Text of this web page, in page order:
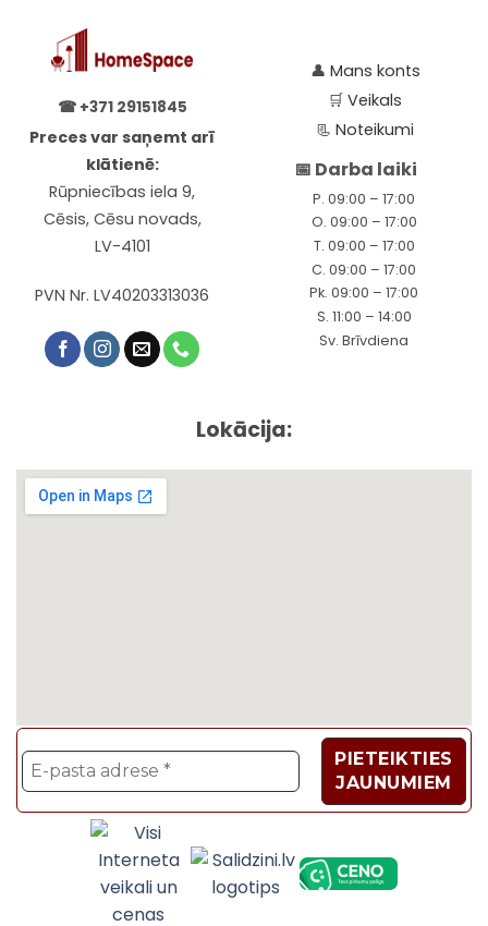
☎ +371 29151845
Preces var saņemt arī
klātienē:
Rūpniecības iela 9,
Cēsis, Cēsu novads,
LV-4101
PVN Nr. LV40203313036
👤 Mans konts
🛒Veikals
📃Noteikumi
📅 Darba laiki
P. 09:00 – 17:00
O. 09:00 – 17:00
T. 09:00 – 17:00
C. 09:00 – 17:00
Pk. 09:00 – 17:00
S. 11:00 – 14:00
Sv. Brīvdiena
Lokācija: